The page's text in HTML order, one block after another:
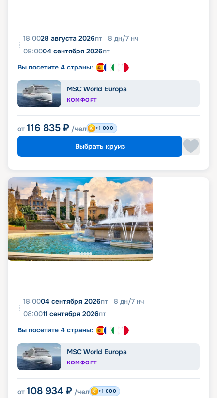
18:0028 августа 2026пт 8 дн/7 нч
08:0004 сентября 2026пт
Вы посетите 4 страны:
MSC World Europa
КОМФОРТ
от 116 835 ₽ /чел +1 000
Выбрать круиз
18:0004 сентября 2026пт 8 дн/7 нч
08:0011 сентября 2026пт
Вы посетите 4 страны:
MSC World Europa
КОМФОРТ
от 108 934 ₽ /чел +1 000